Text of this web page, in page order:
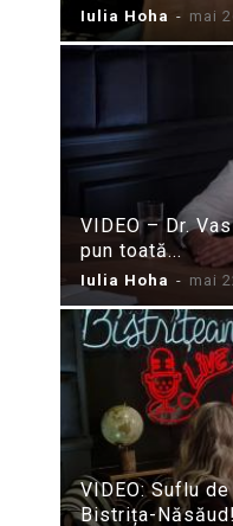
Iulia Hoha - mai
VIDEO – Dr.
pun toată...
Iulia Hoha - mai
VIDEO: Suflu
Bistrița-